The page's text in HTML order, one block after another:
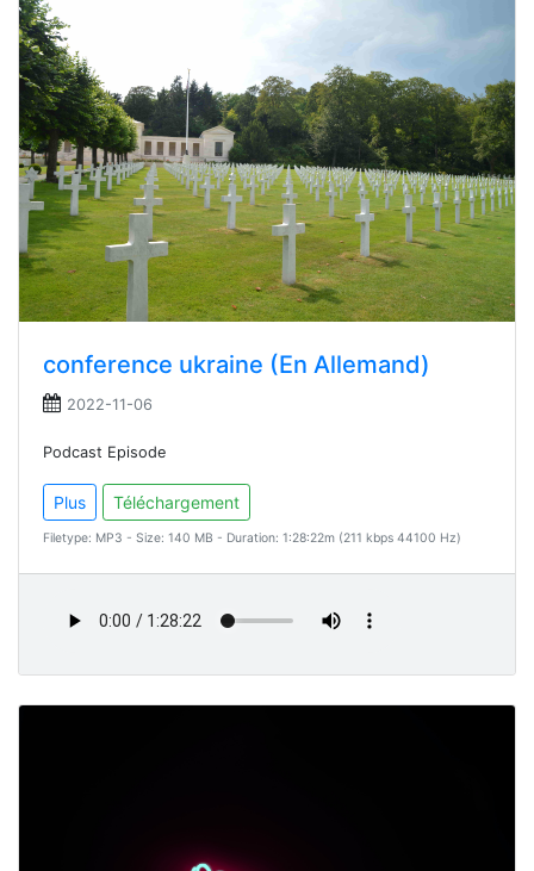
conference ukraine (En Allemand)
2022-11-06
Podcast Episode
Plus Téléchargement
Filetype: MP3 - Size: 140 MB - Duration: 1:28:22m (211 kbps 44100 Hz)